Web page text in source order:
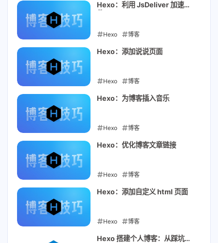
Hexo：利用 JsDeliver 加速文
Hexo 博客
2021-02-10
Hexo：添加说说页面
Hexo 博客
2021-02-08
Hexo：为博客插入音乐
Hexo 博客
2021-01-25
Hexo：优化博客文章链接
Hexo 博客
2021-01-24
Hexo：添加自定义 html 页面
Hexo 博客
2021-01-23
Hexo 搭建个人博客：从踩坑到